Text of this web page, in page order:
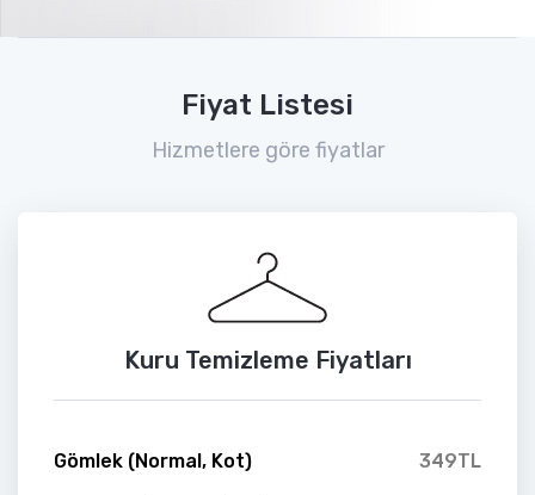
Fiyat Listesi
Hizmetlere göre fiyatlar
Kuru Temizleme Fiyatları
Gömlek (Normal, Kot) 349TL